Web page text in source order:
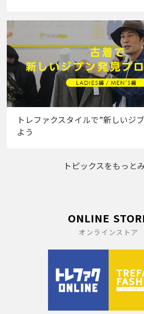
トレファクスタイルで”新しいジ
よう
トピックスをもっと
ONLINE
オンラインストア